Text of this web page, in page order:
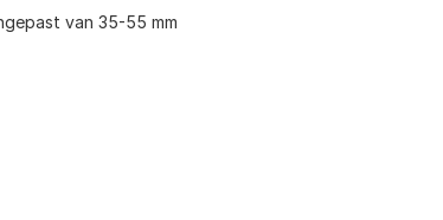
van 35-55 mm